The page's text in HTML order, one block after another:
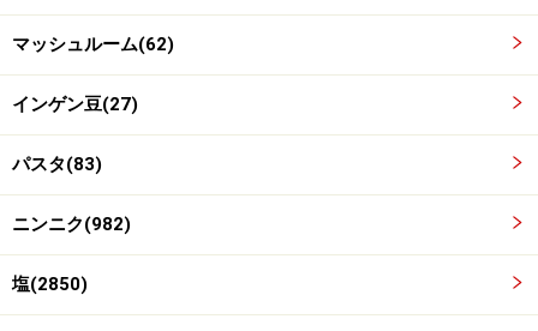
ワンポイントアドバイス
マッシュルームは入れなくても美味しく頂けます。好み
コクが出ます。大根はイタリアでは使われませんが、旨
味が出るので、私は積極的に使用しています。タリアテ
ッレなどの余った平打ちパスタは、ビニール袋に入れる
と手で崩しやすくなります。
マッシュルーム(62)
インゲン豆(27)
パスタ(83)
ニンニク(982)
塩(2850)